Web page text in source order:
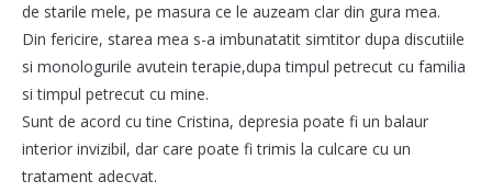
de starile mele, pe masura ce le auzeam clar din gura mea.
Din fericire, starea mea s-a imbunatatit simtitor dupa discutiile
si monologurile avutein terapie,dupa timpul petrecut cu familia
si timpul petrecut cu mine.
Sunt de acord cu tine Cristina, depresia poate fi un balaur
interior invizibil, dar care poate fi trimis la culcare cu un
tratament adecvat.